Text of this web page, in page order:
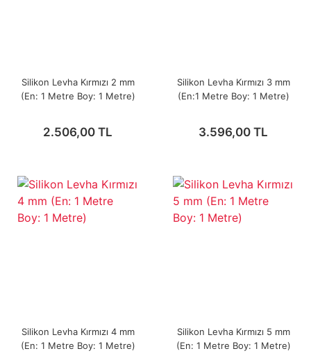
Silikon Levha Kırmızı 2 mm
(En: 1 Metre Boy: 1 Metre)
2.506,00 TL
Silikon Levha Kırmızı 3 mm
(En:1 Metre Boy: 1 Metre)
3.596,00 TL
Silikon Levha Kırmızı 4 mm
(En: 1 Metre Boy: 1 Metre)
Silikon Levha Kırmızı 5 mm
(En: 1 Metre Boy: 1 Metre)